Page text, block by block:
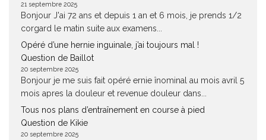
21 septembre 2025
Bonjour J'ai 72 ans et depuis 1 an et 6 mois, je prends 1/2
corgard le matin suite aux examens...
Opéré d’une hernie inguinale, j’ai toujours mal !
Question de Baillot
20 septembre 2025
Bonjour je me suis fait opéré ernie înominal au mois avril 5
mois apres la douleur et revenue douleur dans...
Tous nos plans d’entraînement en course à pied
Question de Kikie
20 septembre 2025